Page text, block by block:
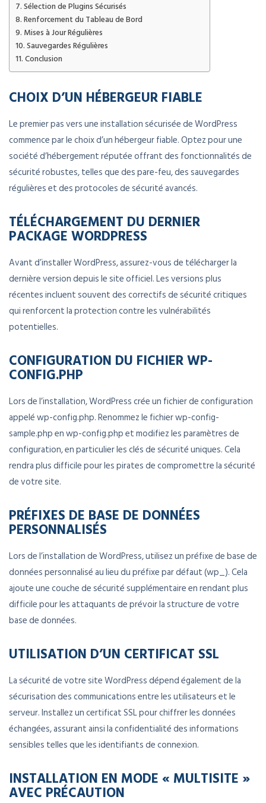
Sélection de Plugins Sécurisés
Renforcement du Tableau de Bord
Mises à Jour Régulières
Sauvegardes Régulières
Conclusion
CHOIX D’UN HÉBERGEUR FIABLE
Le premier pas vers une installation sécurisée de WordPress
commence par le choix d’un hébergeur fiable. Optez pour une
société d’hébergement réputée offrant des fonctionnalités de
sécurité robustes, telles que des pare-feu, des sauvegardes
régulières et des protocoles de sécurité avancés.
TÉLÉCHARGEMENT DU DERNIER
PACKAGE WORDPRESS
Avant d’installer WordPress, assurez-vous de télécharger la
dernière version depuis le site officiel. Les versions plus
récentes incluent souvent des correctifs de sécurité critiques
qui renforcent la protection contre les vulnérabilités
potentielles.
CONFIGURATION DU FICHIER WP-
CONFIG.PHP
Lors de l’installation, WordPress crée un fichier de configuration
appelé wp-config.php. Renommez le fichier wp-config-
sample.php en wp-config.php et modifiez les paramètres de
configuration, en particulier les clés de sécurité uniques. Cela
rendra plus difficile pour les pirates de compromettre la sécurité
de votre site.
PRÉFIXES DE BASE DE DONNÉES
PERSONNALISÉS
Lors de l’installation de WordPress, utilisez un préfixe de base de
données personnalisé au lieu du préfixe par défaut (wp_). Cela
ajoute une couche de sécurité supplémentaire en rendant plus
difficile pour les attaquants de prévoir la structure de votre
base de données.
UTILISATION D’UN CERTIFICAT SSL
La sécurité de votre site WordPress dépend également de la
sécurisation des communications entre les utilisateurs et le
serveur. Installez un certificat SSL pour chiffrer les données
échangées, assurant ainsi la confidentialité des informations
sensibles telles que les identifiants de connexion.
INSTALLATION EN MODE « MULTISITE »
AVEC PRÉCAUTION